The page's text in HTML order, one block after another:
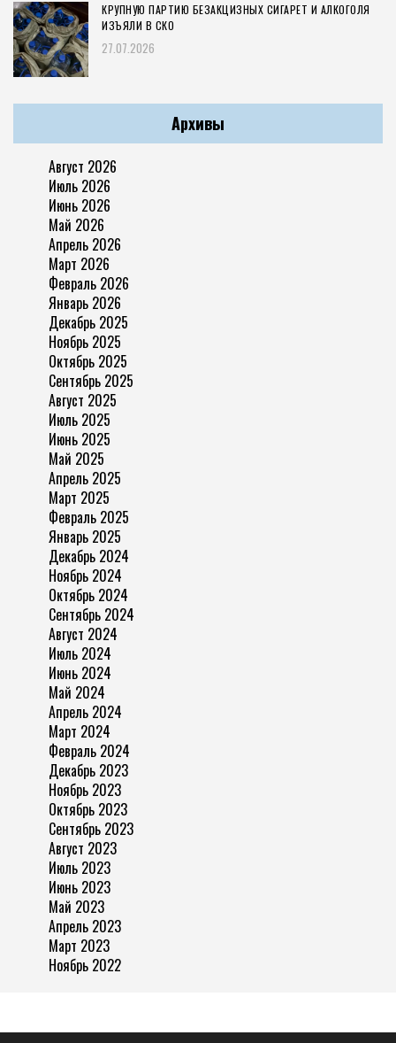
КРУПНУЮ ПАРТИЮ БЕЗАКЦИЗНЫХ СИГАРЕТ И АЛКОГОЛЯ
ИЗЪЯЛИ В СКО
27.07.2026
Архивы
Август 2026
Июль 2026
Июнь 2026
Май 2026
Апрель 2026
Март 2026
Февраль 2026
Январь 2026
Декабрь 2025
Ноябрь 2025
Октябрь 2025
Сентябрь 2025
Август 2025
Июль 2025
Июнь 2025
Май 2025
Апрель 2025
Март 2025
Февраль 2025
Январь 2025
Декабрь 2024
Ноябрь 2024
Октябрь 2024
Сентябрь 2024
Август 2024
Июль 2024
Июнь 2024
Май 2024
Апрель 2024
Март 2024
Февраль 2024
Декабрь 2023
Ноябрь 2023
Октябрь 2023
Сентябрь 2023
Август 2023
Июль 2023
Июнь 2023
Май 2023
Апрель 2023
Март 2023
Ноябрь 2022